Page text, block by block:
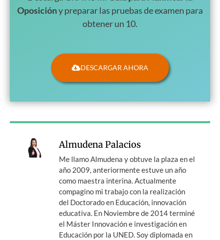
Oposicióny preparar las pruebas de examen para
obtener un 10.
DESCARGAR AHORA
Almudena Palacios
Me llamo Almudena y obtuve la plaza en el
año 2009, anteriormente estuve un año
como maestra interina. Actualmente
compagino mi trabajo con la realización
del Doctorado en Educación, innovación
educativa. En Noviembre de 2014 terminé
el Máster Innovación e investigación en
Educación por la UNED. Soy diplomada en